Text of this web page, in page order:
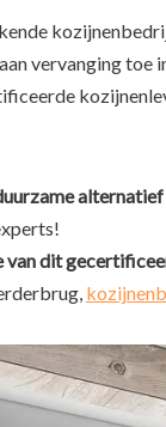
vervanging toe
dit